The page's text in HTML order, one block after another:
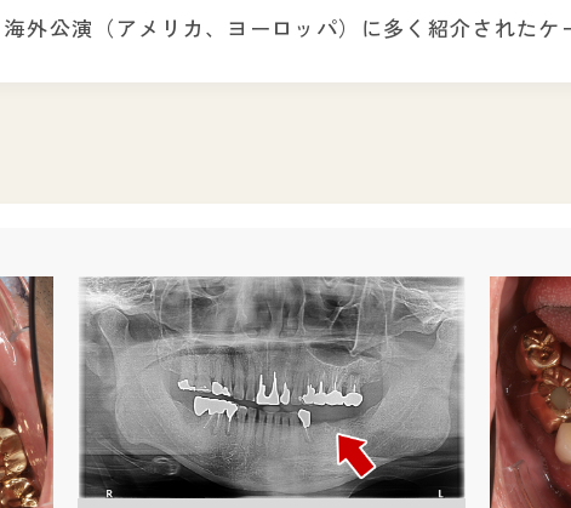
外公演（アメリカ、ヨーロッパ）に多く紹介されたケ